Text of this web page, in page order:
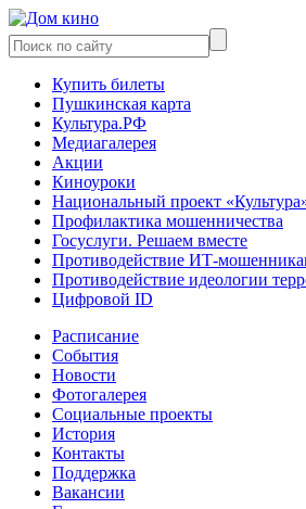
Купить билеты
Пушкинская карта
Культура.РФ
Медиагалерея
Акции
Киноуроки
Национальный проект
Профилактика мошенничества
Госуслуги. Решаем вместе
Противодействие ИТ-
Противодействие идеологии
Цифровой ID
Расписание
События
Новости
Фотогалерея
Социальные проекты
История
Контакты
Поддержка
Вакансии